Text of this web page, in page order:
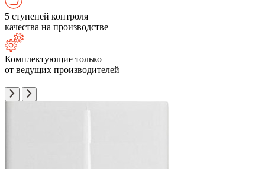
5 ступеней контроля
качества на производстве
Комплектующие только
от ведущих производителей